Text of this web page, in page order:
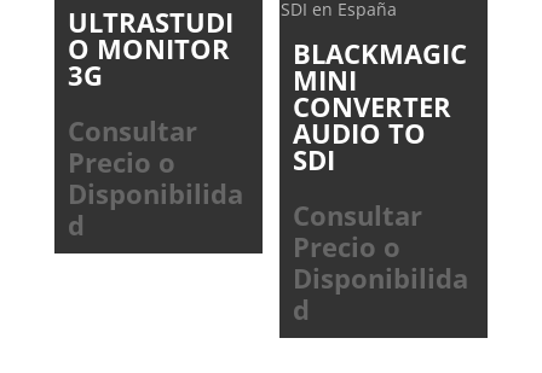
ULTRASTUDI
O MONITOR
3G
Consultar
Precio o
Disponibilida
d
BLACKMAGIC
MINI
CONVERTER
AUDIO TO
SDI
Consultar
Precio o
Disponibilida
d